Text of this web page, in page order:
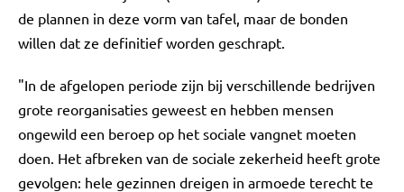
de plannen in deze vorm van tafel, maar de bonden
willen dat ze definitief worden geschrapt.
"In de afgelopen periode zijn bij verschillende bedrijven
grote reorganisaties geweest en hebben mensen
ongewild een beroep op het sociale vangnet moeten
doen. Het afbreken van de sociale zekerheid heeft grote
gevolgen: hele gezinnen dreigen in armoede terecht te